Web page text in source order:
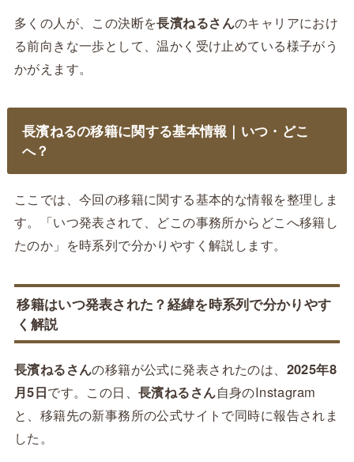
多くの人が、この決断を長濱ねるさんのキャリアにおけ
る前向きな一歩として、温かく受け止めている様子がう
かがえます。
長濱ねるの移籍に関する基本情報｜いつ・どこ
へ？
ここでは、今回の移籍に関する基本的な情報を整理しま
す。「いつ発表されて、どこの事務所からどこへ移籍し
たのか」を時系列で分かりやすく解説します。
移籍はいつ発表された？経緯を時系列で分かりやす
く解説
長濱ねるさんの移籍が公式に発表されたのは、 2025年8
月5日です。この日、長濱ねるさん自身のInstagram
と、移籍先の新事務所の公式サイトで同時に報告されま
した。